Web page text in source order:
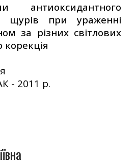
антиок­сидантного
щурів при уражен­ні
за різних світлових
корекція
- 2011 р.